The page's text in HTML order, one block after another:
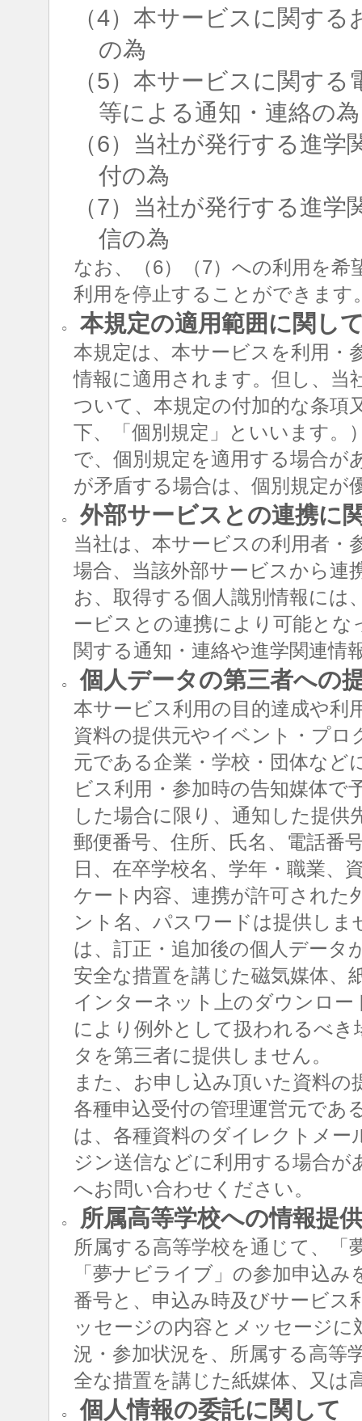
（4）本サービスに関す
の為
（5）本サービスに関す
等による通知・連絡の為
（6）当社が発行する進
付の為
（7）当社が発行する進
信の為
なお、（6）（7）への利用を
利用を停止することができます
○ 本規定の適用範囲に関し
本規定は、本サービスを利用・
情報に適用されます。但し、当
ついて、本規定の付加的な条項
下、「個別規定」といいます。
で、個別規定を適用する場合が
が矛盾する場合は、個別規定が
○ 外部サービスとの連携に
当社は、本サービスの利用者・
場合、当該外部サービスから連
お、取得する個人識別情報には
ービスとの連携により可能と
関する通知・連絡や進学関連情
○ 個人データの第三者への
本サービス利用の目的達成や利
資料の提供元やイベント・プロ
元である企業・学校・団体など
ビス利用・参加時の告知媒体で
した場合に限り、通知した提
郵便番号、住所、氏名、電話番
日、在卒学校名、学年・職業、
ケート内容、連携が許可された
ント名、パスワードは提供し
は、訂正・追加後の個人データ
安全な措置を講じた磁気媒体、
インターネット上のダウンロ
により例外として扱われるべ
タを第三者に提供しません。
また、お申し込み頂いた資料
各種申込受付の管理運営元であ
は、各種資料のダイレクトメー
ジン送信などに利用する場合
へお問い合わせください。
○ 所属高等学校への情報提
所属する高等学校を通じて、「
「夢ナビライブ」の参加申込
番号と、申込み時及びサービス
ッセージの内容とメッセージ
況・参加状況を、所属する高等
全な措置を講じた紙媒体、又は
○ 個人情報の委託に関して